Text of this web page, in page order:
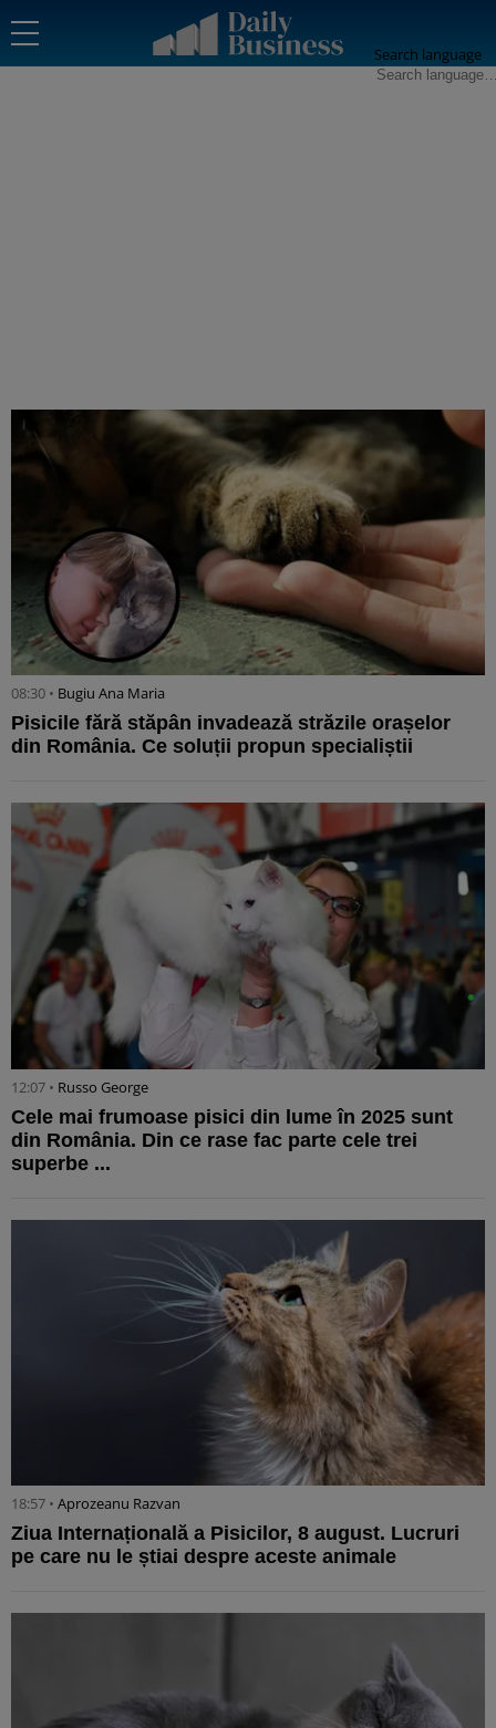
Search language
08:30 • Bugiu ⁠Ana Maria
Pisicile fără stăpân invadează străzile orașelor
din România. Ce soluții propun specialiștii
12:07 • Russo George
Cele mai frumoase pisici din lume în 2025 sunt
din România. Din ce rase fac parte cele trei
superbe ...
18:57 • Aprozeanu Razvan
Ziua Internațională a Pisicilor, 8 august. Lucruri
pe care nu le știai despre aceste animale